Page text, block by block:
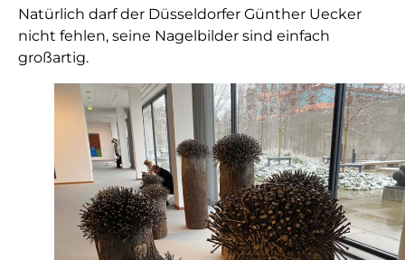
Natürlich darf der Düsseldorfer Günther Uecker
nicht fehlen, seine Nagelbilder sind einfach
großartig.